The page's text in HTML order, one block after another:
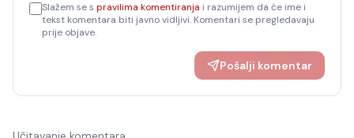
Slažem se s pravilima komentiranja i razumijem da će ime i
tekst komentara biti javno vidljivi. Komentari se pregledavaju
prije objave.
Pošalji komentar